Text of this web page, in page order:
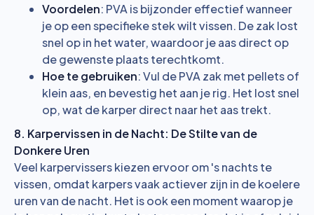
Voordelen: PVA is bijzonder effectief wanneer
je op een specifieke stek wilt vissen. De zak lost
snel op in het water, waardoor je aas direct op
de gewenste plaats terechtkomt.
Hoe te gebruiken: Vul de PVA zak met pellets of
klein aas, en bevestig het aan je rig. Het lost snel
op, wat de karper direct naar het aas trekt.
8. Karpervissen in de Nacht: De Stilte van de
Donkere Uren
Veel karpervissers kiezen ervoor om 's nachts te
vissen, omdat karpers vaak actiever zijn in de koelere
uren van de nacht. Het is ook een moment waarop je